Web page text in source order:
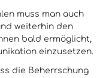
muss man auch
weiterhin den
bald ermöglicht,
einzusetzen.
die Beherrschung